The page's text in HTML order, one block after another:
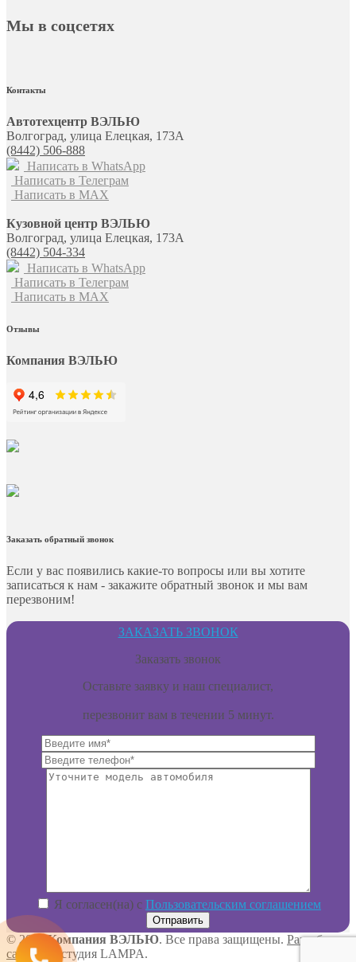
Мы в соцсетях
Контакты
Автотехцентр ВЭЛЬЮ
Волгоград, улица Елецкая, 173А
(8442) 506-888
Написать в WhatsApp
Написать в Телеграм
Написать в MAX
Кузовной центр ВЭЛЬЮ
Волгоград, улица Елецкая, 173А
(8442) 504-334
Написать в WhatsApp
Написать в Телеграм
Написать в MAX
Отзывы
Компания ВЭЛЬЮ
Заказать обратный звонок
Если у вас появились какие-то вопросы или вы хотите
записаться к нам - закажите обратный звонок и мы вам
перезвоним!
ЗАКАЗАТЬ ЗВОНОК
Заказать звонок
Оставьте заявку и наш специалист,
перезвонит вам в течении 5 минут.
Я согласен(на) с Пользовательским соглашением
© 2023Компания ВЭЛЬЮ. Все права защищены. Разработка
сайтавеб-студия LAMPA.